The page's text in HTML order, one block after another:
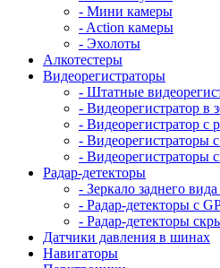
- Мини камеры
- Action камеры
- Эхолоты
Алкотестеры
Видеорегистраторы
- Штатные
- Видеорегистратор в
- Видеорегистратор с
- Видеорегистраторы
- Видеорегистраторы
Радар-детекторы
- Зеркало заднего
- Радар-детекторы с
- Радар-детекторы
Датчики давления в шинах
Навигаторы